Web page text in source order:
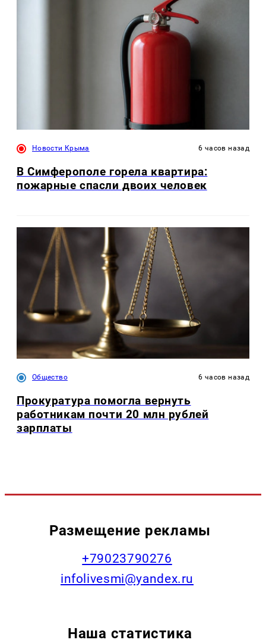
Новости Крыма 6 часов назад
В Симферополе горела квартира:
пожарные спасли двоих человек
Общество 6 часов назад
Прокуратура помогла вернуть
работникам почти 20 млн рублей
зарплаты
Размещение рекламы
+79023790276
infolivesmi@yandex.ru
Наша статистика